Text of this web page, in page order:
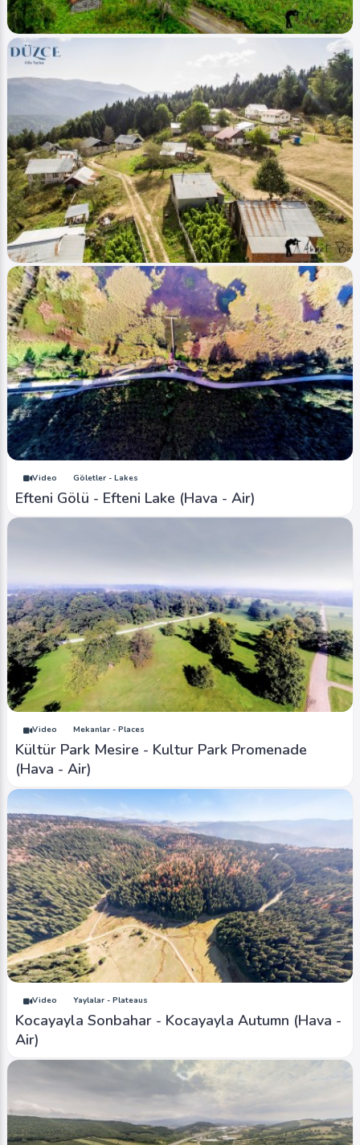
Image Yaylalar - Plateaus
Düzce - Odayeri - Yanık (Hava - Air)
Ahmet Bozdemir 0 5700 1
Image Yaylalar - Plateaus
Oflu Yaylası - Oflu Plateau (Hava - Air)
Ahmet Bozdemir 0 4057 1
Video Göletler - Lakes
Efteni Gölü - Efteni Lake (Hava - Air)
Video Mekanlar - Places
Kültür Park Mesire - Kultur Park Promenade
(Hava - Air)
Video Yaylalar - Plateaus
Kocayayla Sonbahar - Kocayayla Autumn (Hava -
Air)